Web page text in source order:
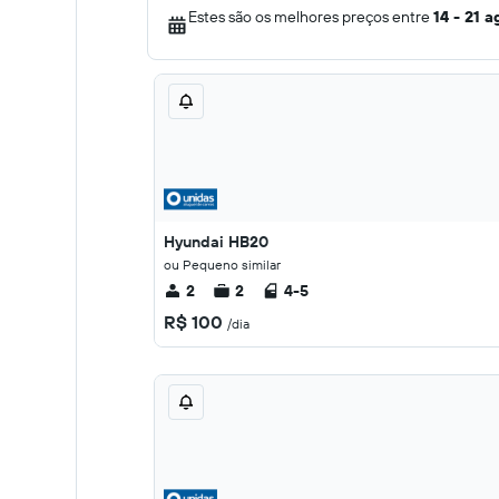
Estes são os melhores preços entre14 - 21
Hyundai HB20
ou Pequeno similar
2 2 4-5
R$ 100 /dia